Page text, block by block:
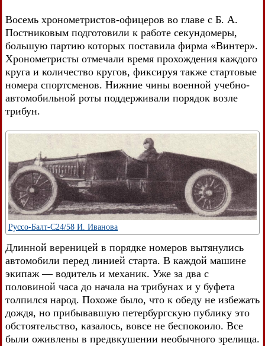
Восемь хронометристов-офицеров во главе с Б. А.
Постниковым подготовили к работе секундомеры,
большую партию которых поставила фирма «Винтер».
Хронометристы отмечали время прохождения каждого
круга и количество кругов, фиксируя также стартовые
номера спортсменов. Нижние чины военной учебно-
автомобильной роты поддерживали порядок возле
трибун.
Руссо-Балт-С24/58 И. Иванова
Длинной вереницей в порядке номеров вытянулись
автомобили перед линией старта. В каждой машине
экипаж — водитель и механик. Уже за два с
половиной часа до начала на трибунах и у буфета
толпился народ. Похоже было, что к обеду не избежать
дождя, но прибывавшую петербургскую публику это
обстоятельство, казалось, вовсе не беспокоило. Все
были оживлены в предвкушении необычного зрелища.